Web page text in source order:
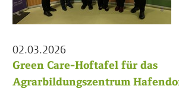
02.03.2026
Green Care-Hoftafel für das
Agrarbildungszentrum